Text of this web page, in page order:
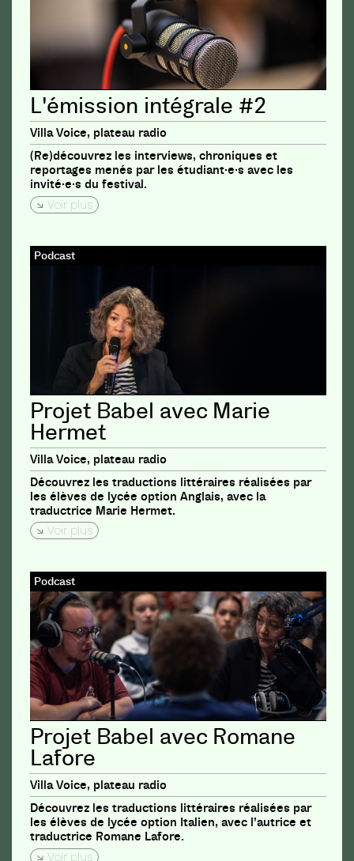
L'émission intégrale #2
Villa Voice, plateau radio
(Re)découvrez les interviews, chroniques et
reportages menés par les étudiant·e·s avec les
invité·e·s du festival.
Voir plus
Podcast
Projet Babel avec Marie
Hermet
Villa Voice, plateau radio
Découvrez les traductions littéraires réalisées par
les élèves de lycée option Anglais, avec la
traductrice Marie Hermet.
Voir plus
Podcast
Projet Babel avec Romane
Lafore
Villa Voice, plateau radio
Découvrez les traductions littéraires réalisées par
les élèves de lycée option Italien, avec l’autrice et
traductrice Romane Lafore.
Voir plus